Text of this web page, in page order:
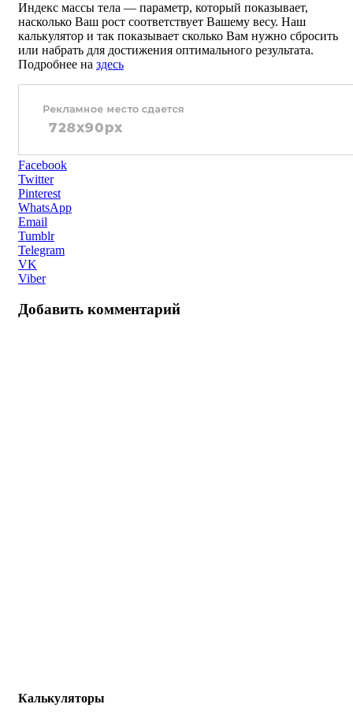
Индекс массы тела — параметр, который показывает,
насколько Ваш рост соответствует Вашему весу. Наш
калькулятор и так показывает сколько Вам нужно сбросить
или набрать для достижения оптимального результата.
Подробнее на здесь
Facebook
Twitter
Pinterest
WhatsApp
Email
Tumblr
Telegram
VK
Viber
Добавить комментарий
Калькуляторы